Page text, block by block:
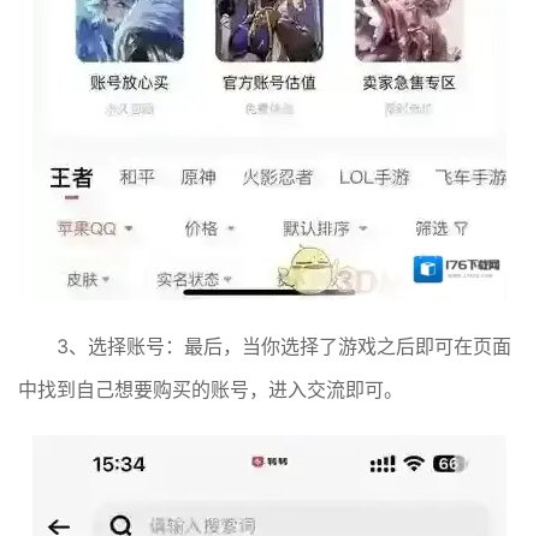
3、选择账号：最后，当你选择了游戏之后即可在页面
中找到自己想要购买的账号，进入交流即可。